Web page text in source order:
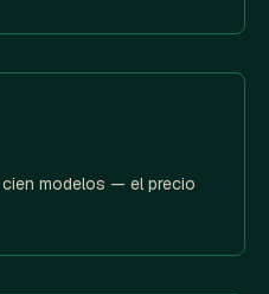
modelos — el precio